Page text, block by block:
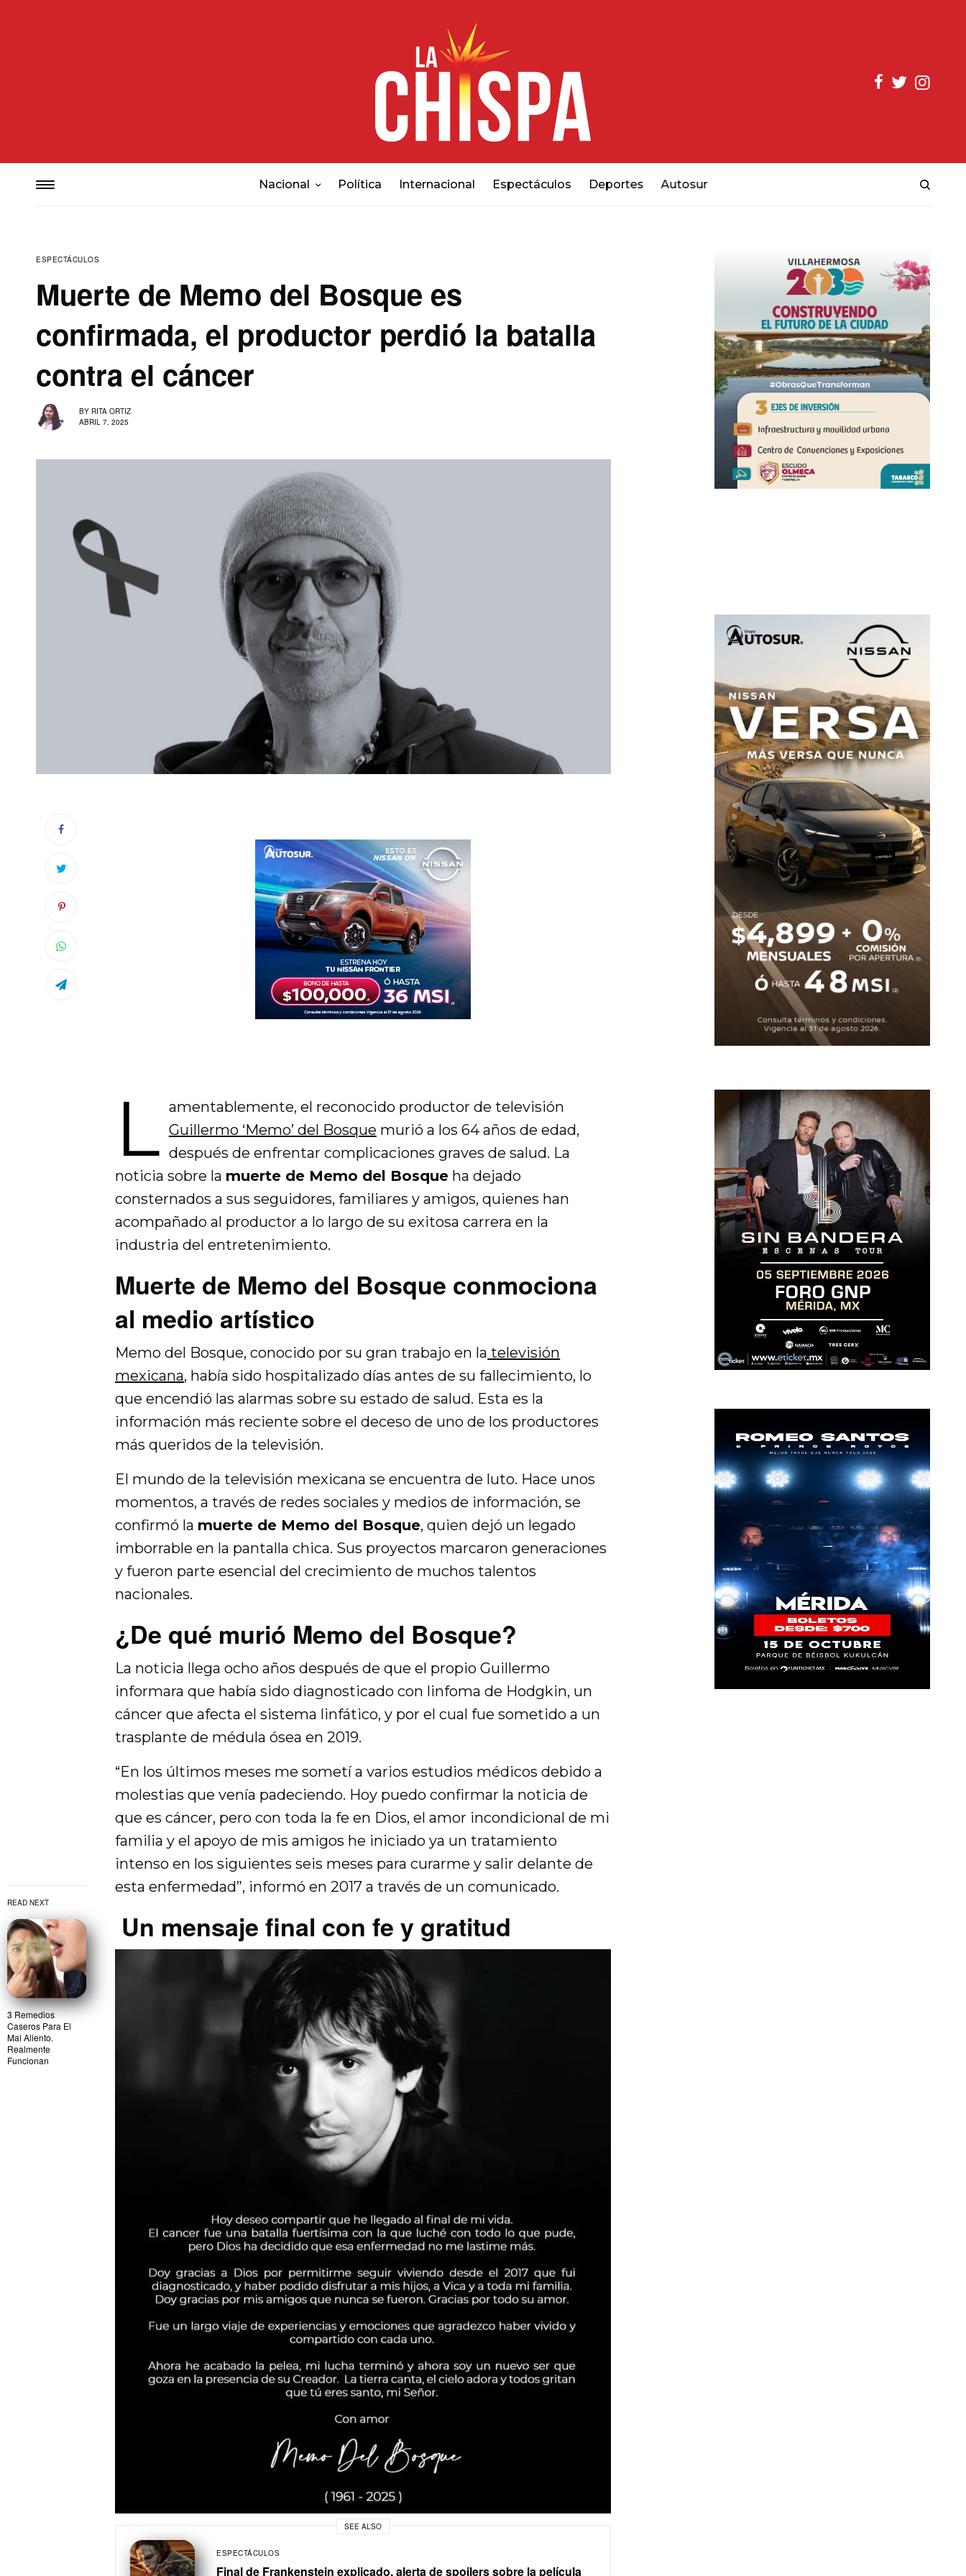
Nacional Política Internacional Espectáculos Deportes Autosur
ESPECTÁCULOS
Muerte de Memo del Bosque es
confirmada, el productor perdió la batalla
contra el cáncer
BY RITA ORTIZ
ABRIL 7, 2025
READ NEXT
3 Remedios
Caseros Para El
Mal Aliento.
Realmente
Funcionan
L amentablemente, el reconocido productor de televisión
Guillermo ‘Memo’ del Bosque murió a los 64 años de edad,
después de enfrentar complicaciones graves de salud. La
noticia sobre la muerte de Memo del Bosque ha dejado
consternados a sus seguidores, familiares y amigos, quienes han
acompañado al productor a lo largo de su exitosa carrera en la
industria del entretenimiento.
Muerte de Memo del Bosque conmociona
al medio artístico
Memo del Bosque, conocido por su gran trabajo en la televisión
mexicana, había sido hospitalizado días antes de su fallecimiento, lo
que encendió las alarmas sobre su estado de salud. Esta es la
información más reciente sobre el deceso de uno de los productores
más queridos de la televisión.
El mundo de la televisión mexicana se encuentra de luto. Hace unos
momentos, a través de redes sociales y medios de información, se
confirmó la muerte de Memo del Bosque, quien dejó un legado
imborrable en la pantalla chica. Sus proyectos marcaron generaciones
y fueron parte esencial del crecimiento de muchos talentos
nacionales.
¿De qué murió Memo del Bosque?
La noticia llega ocho años después de que el propio Guillermo
informara que había sido diagnosticado con linfoma de Hodgkin, un
cáncer que afecta el sistema linfático, y por el cual fue sometido a un
trasplante de médula ósea en 2019.
“En los últimos meses me sometí a varios estudios médicos debido a
molestias que venía padeciendo. Hoy puedo confirmar la noticia de
que es cáncer, pero con toda la fe en Dios, el amor incondicional de mi
familia y el apoyo de mis amigos he iniciado ya un tratamiento
intenso en los siguientes seis meses para curarme y salir delante de
esta enfermedad”, informó en 2017 a través de un comunicado.
Un mensaje final con fe y gratitud
SEE ALSO
ESPECTÁCULOS
Final de Frankenstein explicado, alerta de spoilers sobre la película